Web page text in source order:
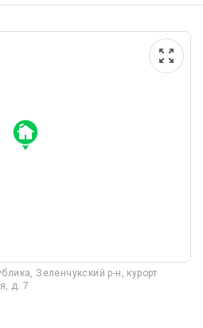
Зеленчукский р-н, курорт
д. 7